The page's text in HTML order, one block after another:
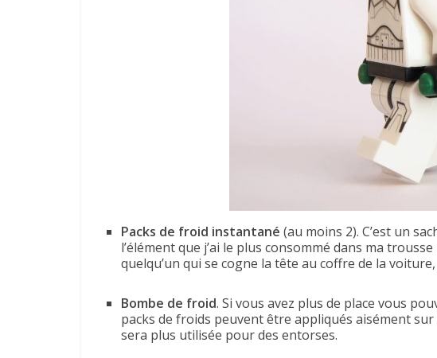
Packs de froid instantané (au moins 2). C’est un
l’élément que j’ai le plus consommé dans ma
quelqu’un qui se cogne la tête au coffre de la
Bombe de froid. Si vous avez plus de place vous
packs de froids peuvent être appliqués aisément
sera plus utilisée pour des entorses.